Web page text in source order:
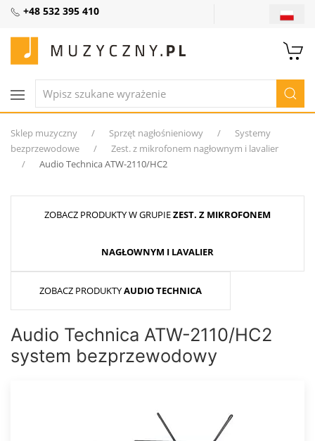
+48 532 395 410
Sklep muzyczny Sprzęt nagłośnieniowy
Systemy
bezprzewodowe
Zest. z mikrofonem nagłownym i lavalier
Audio Technica ATW-2110/HC2
ZOBACZ PRODUKTY W GRUPIEZEST. Z MIKROFONEM
NAGŁOWNYM I LAVALIER
ZOBACZ PRODUKTYAUDIO TECHNICA
Audio Technica ATW-2110/HC2
system bezprzewodowy